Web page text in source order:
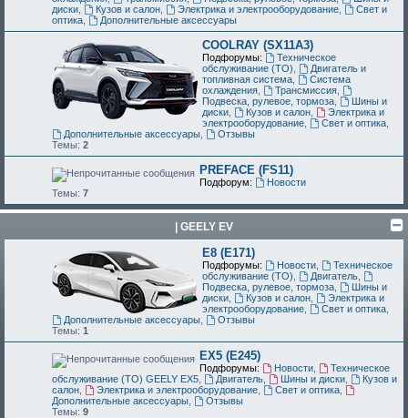
диски
Кузов и салон, Электрика и электрооборудование,
Свет и
оптика
Дополнительные аксессуары
COOLRAY (SX11A3)
Подфорумы:
Техническое
обслуживание (ТО)
Двигатель и
топливная система
Система
охлаждения
Трансмиссия,
Подвеска, рулевое, тормоза
Шины и
диски
Кузов и салон,
Электрика и
электрооборудование
Свет и оптика,
Дополнительные аксессуары,
Отзывы
Темы: 2
PREFACE (FS11)
Подфорум:
Новости
Темы: 7
| GEELY EV
E8 (E171)
Подфорумы: Новости,
Техническое
обслуживание (ТО)
Двигатель,
Подвеска, рулевое, тормоза
Шины и
диски
Кузов и салон,
Электрика и
электрооборудование
Свет и оптика,
Дополнительные аксессуары,
Отзывы
Темы: 1
EX5 (E245)
Подфорумы: Новости,
Техническое
обслуживание (ТО) GEELY EX5
Двигатель, Шины и диски,
Кузов и
салон
Электрика и электрооборудование, Свет и оптика,
Дополнительные аксессуары
Отзывы
Темы: 9